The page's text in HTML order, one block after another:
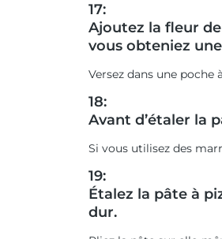
17:
Ajoutez la fleur
vous obteniez
Versez dans une poche
18:
Avant d’étaler la
Si vous utilisez des
19:
Étalez la pâte à
dur.